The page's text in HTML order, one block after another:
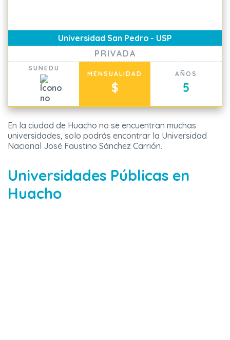
Universidad San Pedro - USP
PRIVADA
SUNEDU
MENSUALIDAD
$
AÑOS
5
En la ciudad de Huacho no se encuentran muchas
universidades, solo podrás encontrar la Universidad
Nacional José Faustino Sánchez Carrión.
Universidades Públicas en
Huacho